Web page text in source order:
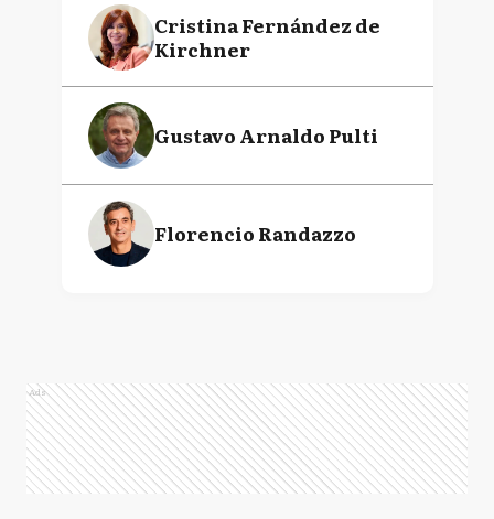
Cristina Fernández de
Kirchner
Gustavo Arnaldo Pulti
Florencio Randazzo
Ads